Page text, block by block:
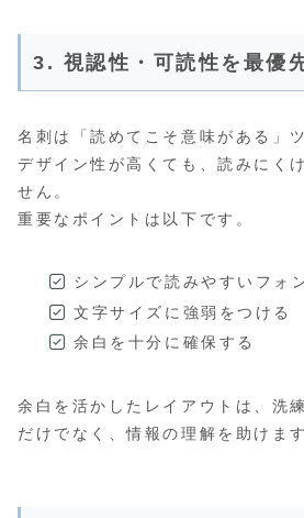
3. 視認性・可読性を最優
名刺は「読めてこそ意味がある」
デザイン性が高くても、読みにく
せん。
重要なポイントは以下です。
シンプルで読みやすいフォ
文字サイズに強弱をつける
余白を十分に確保する
余白を活かしたレイアウトは、洗
だけでなく、情報の理解を助けます